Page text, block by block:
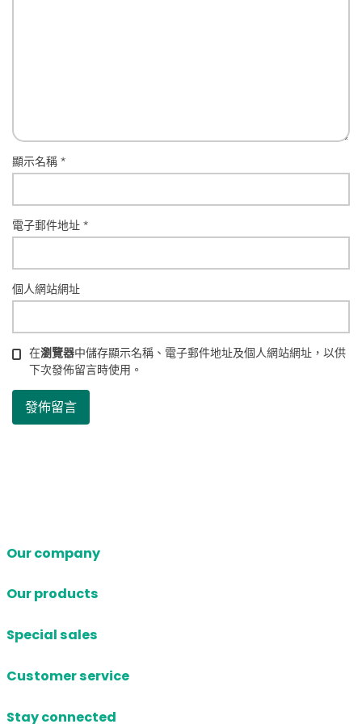
顯示名稱*
電子郵件地址*
個人網站網址
在瀏覽器中儲存顯示名稱、電子郵件地址及個人網站網址，以供
下次發佈留言時使用。
Our company
Our products
Special sales
Customer service
Stay connected